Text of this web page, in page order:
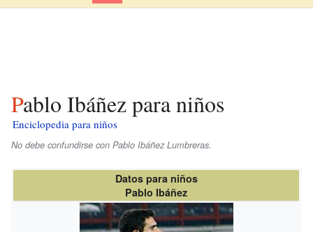
Pablo Ibáñez para niños
Enciclopedia para niños
No debe confundirse con Pablo Ibáñez Lumbreras.
Datos para niños
Pablo Ibáñez